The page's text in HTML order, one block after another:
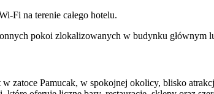
Fi na terenie całego hotelu.
pokoi zlokalizowanych w budynku głównym
w zatoce Pamucak, w spokojnej okolicy, blisko